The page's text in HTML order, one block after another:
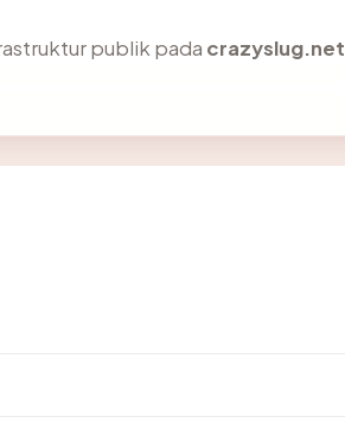
publik pada crazyslug.net